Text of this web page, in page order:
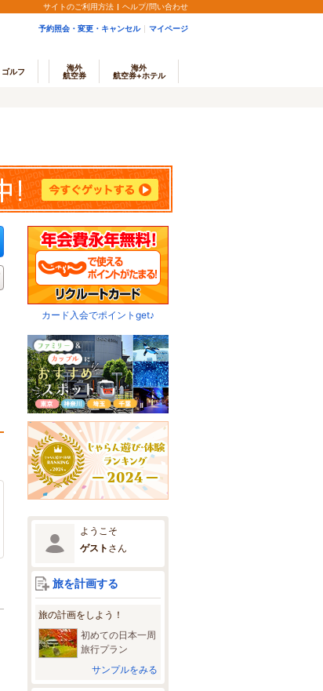
サイトのご利用方法 ヘルプ/問い合わせ
予約照会・変更・キャンセル マイページ
ゴルフ
海外
航空券
海外
航空券+ホテル
カード入会でポイントget♪
ようこそ
ゲスト さん
旅を計画する
旅の計画をしよう！
初めての日本一周
旅行プラン
サンプルをみる